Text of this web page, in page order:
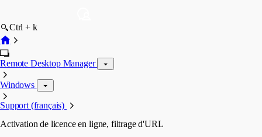
Ctrl + k
Remote Desktop Manager
Windows
Support (français)
Activation de licence en ligne, filtrage d'URL